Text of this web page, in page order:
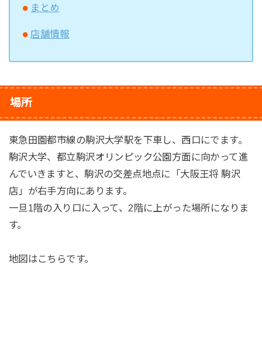
まとめ
店舗情報
場所
東急田園都市線の駒沢大学駅を下車し、西口にでます。
駒沢大学、都立駒沢オリンピック公園方面に向かって進
んでいきますと、駒沢の交差点地点に「大阪王将 駒沢
店」が右手方向にあります。
一旦1階の入り口に入って、2階に上がった場所になりま
す。
地図はこちらです。